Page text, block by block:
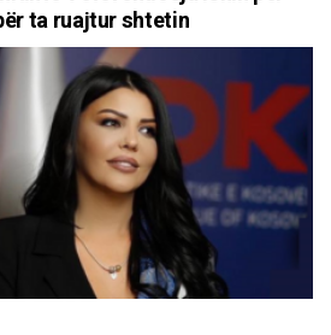
ta ruajtur shtetin